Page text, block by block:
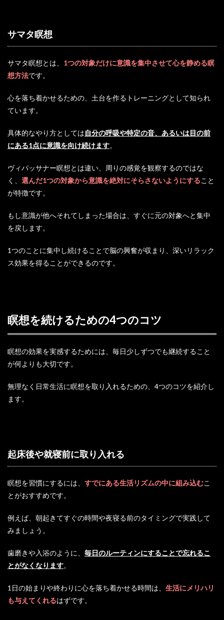
サマタ瞑想
サマタ瞑想とは、 1つの対象だけに意識を集中させて心を静める瞑
想方法です。
心を落ち着かせるための、土台を作るトレーニングとして知られ
ています。
具体的なやり方としては自分の呼吸や特定の音、あるいは目の前
にある1点に意識を向け続けます。
ヴィパッサナー瞑想とは違い、周りの感覚を観察するのではな
く、 選んだ1つの対象から意識を絶対にそらさないようにすること
が特徴です。
もし意識が他へそれてしまった場合は、すぐに元の対象へと集中
を戻します。
1つのことに集中し続けることで脳の興奮が収まり、深いリラック
ス効果を得ることができるのです。
瞑想を続けるための4つのコツ
瞑想の効果を実感するためには、毎日少しずつでも継続すること
が何よりも大切です。
無理なく日常生活に瞑想を取り入れるための、4つのコツを紹介し
ます。
起床後や就寝前に取り入れる
瞑想を習慣にするには、 すでにある生活リズムの中に組み込むこ
とがおすすめです。
例えば、朝起きてすぐの時間や夜寝る前のタイミングで実践して
みましょう。
歯磨きや入浴のように、 毎日のルーティンにすることで忘れるこ
とがなくなります。
1日の始まりや終わりに心を落ち着かせる時間は、 生活にメリハリ
も与えてくれるはずです。